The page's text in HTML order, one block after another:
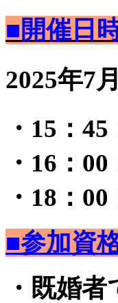
■開催日
2025年7
・15：
・16：
・18：
■参加資
・既婚